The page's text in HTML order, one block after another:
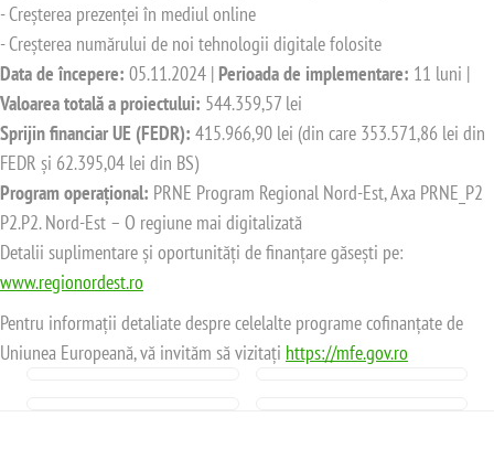
- Creșterea prezenței în mediul online
- Creșterea numărului de noi tehnologii digitale folosite
Data de începere: 05.11.2024 | Perioada de implementare: 11 luni |
Valoarea totală a proiectului: 544.359,57 lei
Sprijin financiar UE (FEDR): 415.966,90 lei (din care 353.571,86 lei din
FEDR și 62.395,04 lei din BS)
Program operațional: PRNE Program Regional Nord-Est, Axa PRNE_P2
P2.P2. Nord-Est – O regiune mai digitalizată
Detalii suplimentare și oportunități de finanțare găsești pe:
www.regionordest.ro
Pentru informații detaliate despre celelalte programe cofinanțate de
Uniunea Europeană, vă invităm să vizitați https://mfe.gov.ro